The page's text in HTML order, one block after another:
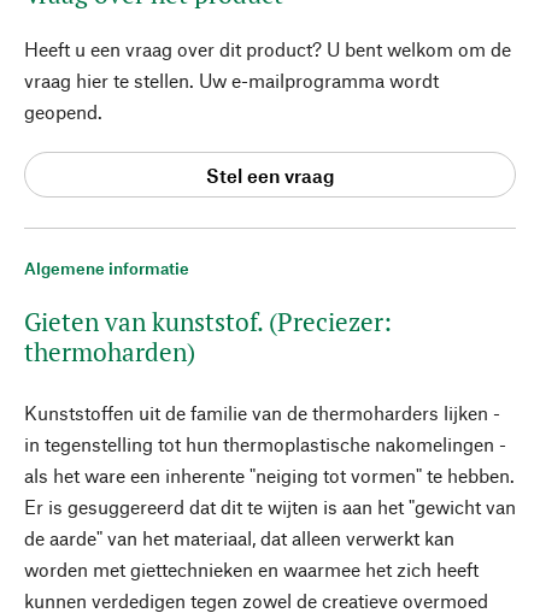
Algemene informatie
Gieten van kunststof. (Preciezer:
thermoharden)
Kunststoffen uit de familie van de thermoharders lijken -
in tegenstelling tot hun thermoplastische nakomelingen -
als het ware een inherente "neiging tot vormen" te hebben.
Er is gesuggereerd dat dit te wijten is aan het "gewicht van
de aarde" van het materiaal, dat alleen verwerkt kan
worden met giettechnieken en waarmee het zich heeft
kunnen verdedigen tegen zowel de creatieve overmoed
Heeft u een vraag over dit product? U bent welkom om de
vraag hier te stellen. Uw e-mailprogramma wordt
geopend.
Stel een vraag